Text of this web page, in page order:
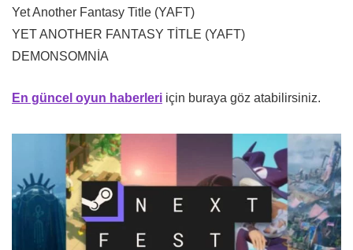
Yet Another Fantasy Title (YAFT)
YET ANOTHER FANTASY TİTLE (YAFT)
DEMONSOMNİA
En güncel oyun haberleri için buraya göz atabilirsiniz.